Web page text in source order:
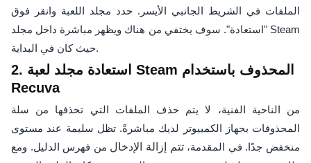
الملفات في الشريط الجانبي الأيسر. حدد مجلد اللعبة وانقر فوق
"استعادة". سوف يختفي من هناك ويظهر مباشرة داخل مجلد Steam
حيث كان في البداية.
2. استعادة مجلد لعبة Steam المحذوف باستخدام
Recuva
من الناحية الفنية، لا يتم حذف الملفات التي تحذفها من سلة
المحذوفات بجهاز الكمبيوتر لديك مباشرةً. تظل سليمة عند مستوى
منخفض جدًا. في المقدمة،تتم إزالة الإدخال من فهرس الدليل. ومع